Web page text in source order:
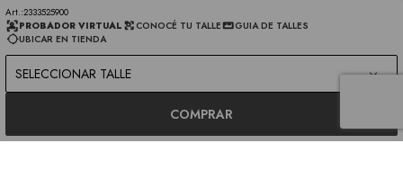
2333525900
PROBADOR VIRTUAL
CONOCÉ TU TALLE
GUIA DE TALLES
UBICAR EN TIENDA
SELECCIONAR TALLE
COMPRAR
GIFT CARD
Empresa
Sobre nosotros
Únete a nuestro equipo